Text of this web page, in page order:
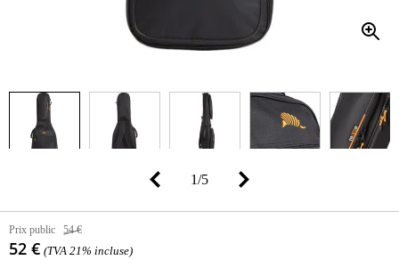
1/5
Prix public 54 €
52 € (TVA 21% incluse)